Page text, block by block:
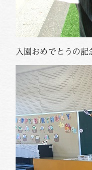
入園おめでとうの